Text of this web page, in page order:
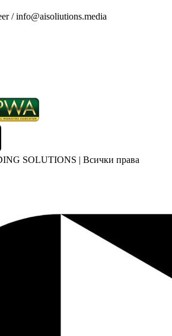
/info@aisoliutions.media
SOLUTIONS | Всички права